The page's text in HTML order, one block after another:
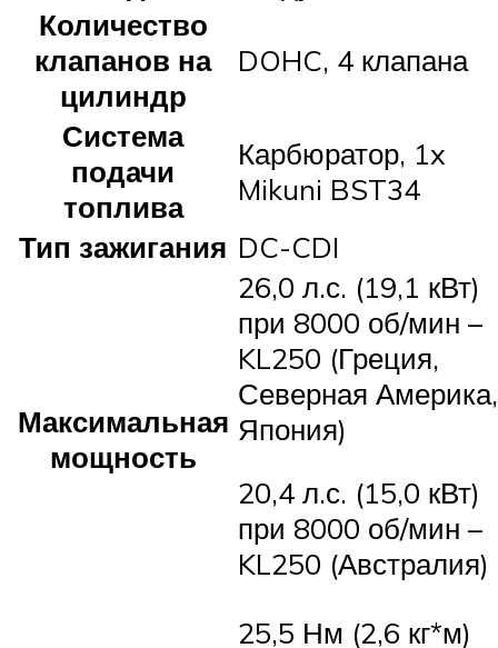
Количество
клапанов на
цилиндр
DOHC, 4 клапана
Система
подачи
топлива
Карбюратор, 1x
Mikuni BST34
Тип зажигания DC-CDI
Максимальная
мощность
26,0 л.с. (19,1 кВт)
при 8000 об/мин –
KL250 (Греция,
Северная Америка,
Япония)
20,4 л.с. (15,0 кВт)
при 8000 об/мин –
KL250 (Австралия)
25,5 Нм (2,6 кг*м)